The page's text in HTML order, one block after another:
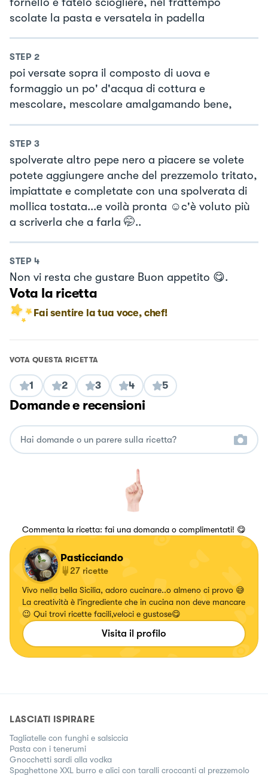
scolate la pasta e versatela in padella
STEP 2
poi versate sopra il composto di uova e
formaggio un po' d'acqua di cottura e
mescolare, mescolare amalgamando bene,
STEP 3
spolverate altro pepe nero a piacere se volete
potete aggiungere anche del prezzemolo tritato,
impiattate e completate con una spolverata di
mollica tostata...e voilà pronta ☺️c'è voluto più
a scriverla che a farla 🤭..
STEP 4
Non vi resta che gustare Buon appetito 😋.
Vota la ricetta
Fai sentire la tua voce, chef!
VOTA QUESTA RICETTA
1 2 3 4 5
Domande e recensioni
Commenta la ricetta: fai una domanda o complimentati! 😋
Pasticciando
27 ricette
Vivo nella bella Sicilia, adoro cucinare..o almeno ci provo 😅
La creatività è l'ingrediente che in cucina non deve mancare
😉 Qui trovi ricette facili,veloci e gustose😋
Visita il profilo
LASCIATI ISPIRARE
Tagliatelle con funghi e salsiccia
Pasta con i tenerumi
Gnocchetti sardi alla vodka
Spaghettone XXL burro e alici con taralli croccanti al prezzemolo